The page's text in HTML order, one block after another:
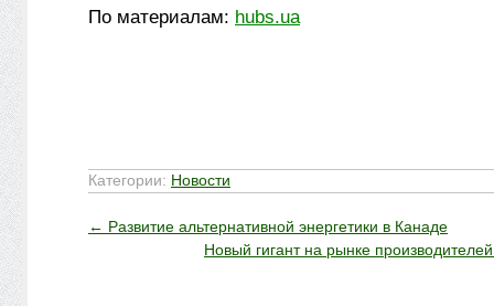
По материалам: hubs.ua
Категории: Новости
← Развитие альтернативной энергетики в Канаде
Новый гигант на рынке